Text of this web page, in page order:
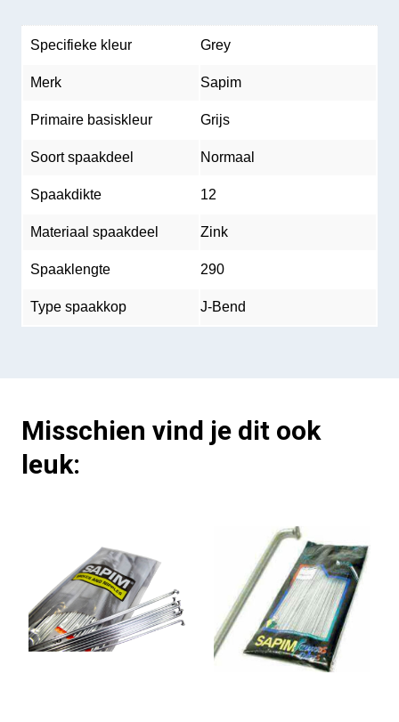
Specifieke kleur Grey
Merk Sapim
Primaire basiskleur Grijs
Soort spaakdeel Normaal
Spaakdikte 12
Materiaal spaakdeel Zink
Spaaklengte 290
Type spaakkop J-Bend
Misschien vind je dit ook
leuk: